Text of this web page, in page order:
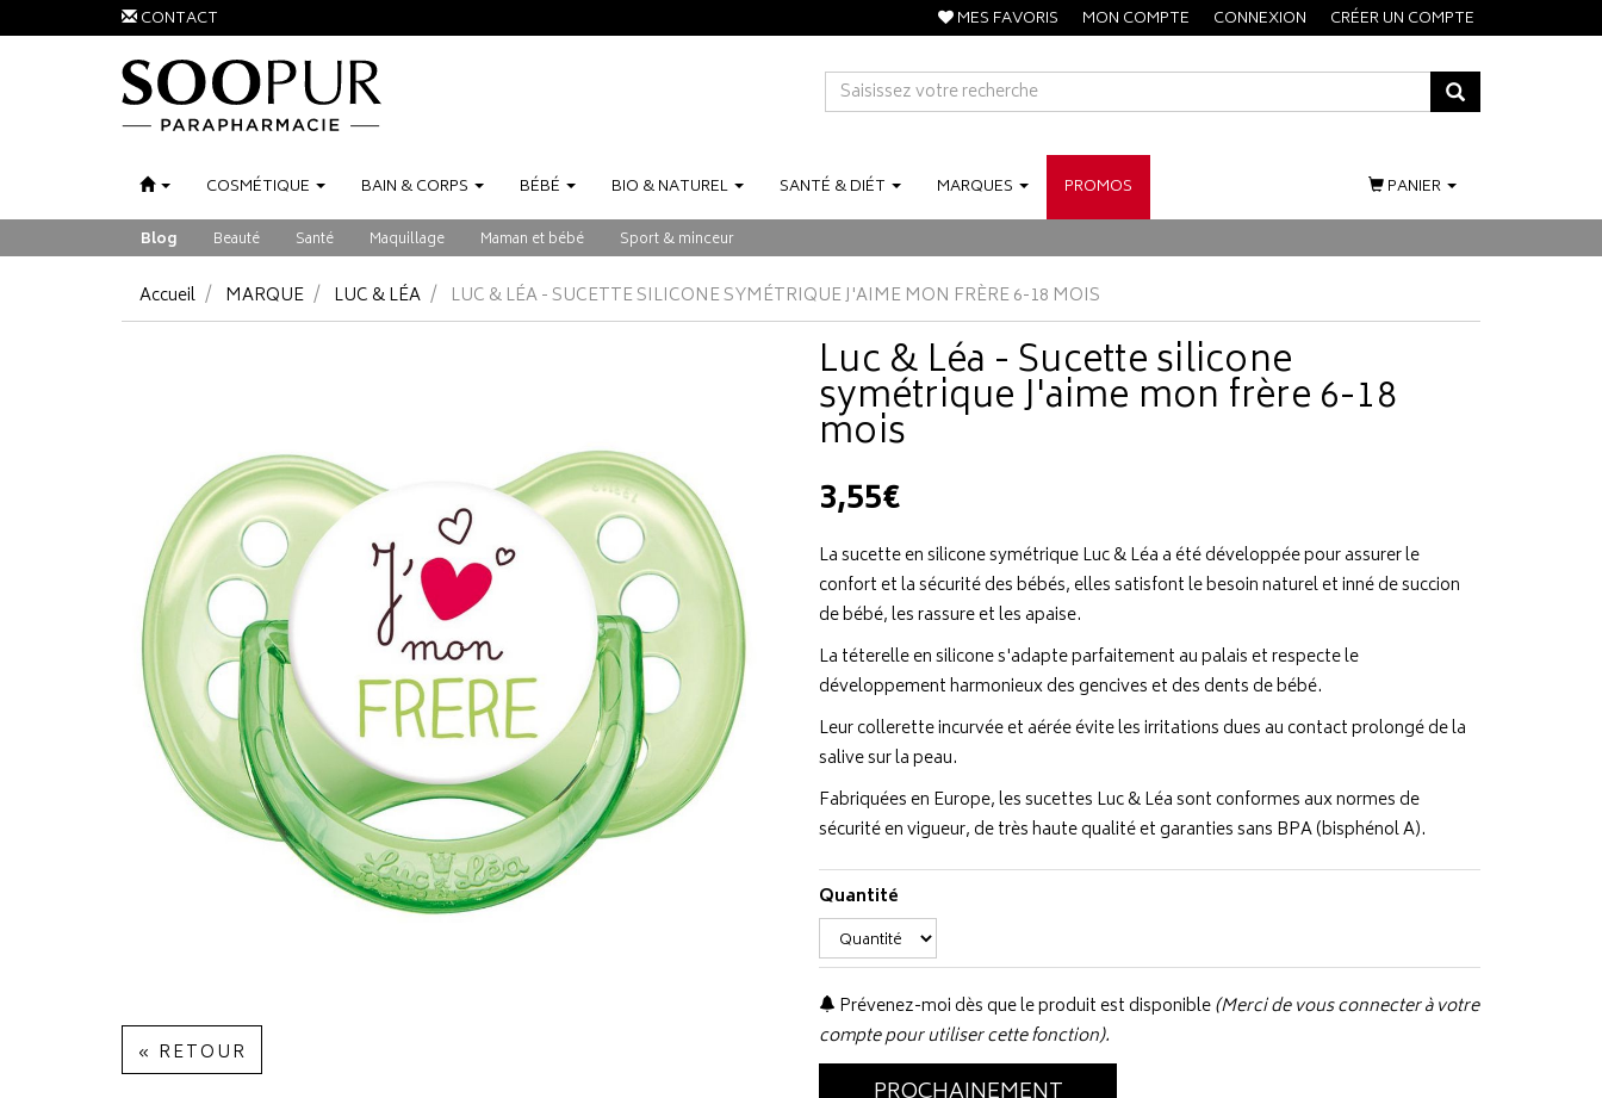
CONTACT MES FAVORIS MON COMPTE CONNEXION CRÉER UN COMPTE
COSMÉTIQUE BAIN &CORPS BÉBÉ BIO &NATUREL SANTÉ &DIÉT MARQUES PROMOS
Blog Beauté Santé Maquillage Maman et bébé Sport & minceur
PANIER
Accueil MARQUE LUC & LÉA LUC & LÉA - SUCETTE SILICONE SYMÉTRIQUE J'AIME MON FRÈRE 6-18 MOIS
« RETOUR
Luc & Léa - Sucette silicone
symétrique J'aime mon frère 6-18
mois
3,55€
La sucette en silicone symétrique Luc & Léa a été développée pour assurer le
confort et la sécurité des bébés, elles satisfont le besoin naturel et inné de succion
de bébé, les rassure et les apaise.
La téterelle en silicone s'adapte parfaitement au palais et respecte le
développement harmonieux des gencives et des dents de bébé.
Leur collerette incurvée et aérée évite les irritations dues au contact prolongé de la
salive sur la peau.
Fabriquées en Europe, les sucettes Luc & Léa sont conformes aux normes de
sécurité en vigueur, de très haute qualité et garanties sans BPA (bisphénol A).
Quantité
Prévenez-moi dès que le produit est disponible(Merci de vous connecter à votre
compte pour utiliser cette fonction).